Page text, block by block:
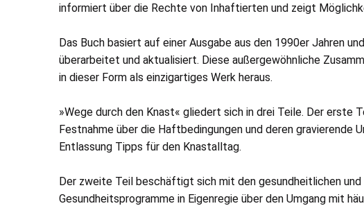
informiert über die Rechte von Inhaftierten und zeigt
Das Buch basiert auf einer Ausgabe aus den 1990er Jahren
überarbeitet und aktualisiert. Diese außergewöhnliche
in dieser Form als einzigartiges Werk heraus.
»Wege durch den Knast« gliedert sich in drei Teile. Der
Festnahme über die Haftbedingungen und deren
Entlassung Tipps für den Knastalltag.
Der zweite Teil beschäftigt sich mit den gesundheitlichen
Gesundheitsprogramme in Eigenregie über den Umgang mit